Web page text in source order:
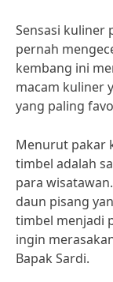
Sensasi kuliner
pernah
kembang ini
macam kuliner
yang paling
Menurut pakar
timbel adalah
para
daun pisang
timbel menjadi
ingin
Bapak Sardi.